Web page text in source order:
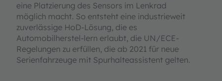
eine Platzierung des Sensors im Lenkrad
möglich macht. So entsteht eine industrieweit
zuverlässige HoD-Lösung, die es
Automobilherstel-lern erlaubt, die UN/ECE-
Regelungen zu erfüllen, die ab 2021 für neue
Serienfahrzeuge mit Spurhalteassistent gelten.